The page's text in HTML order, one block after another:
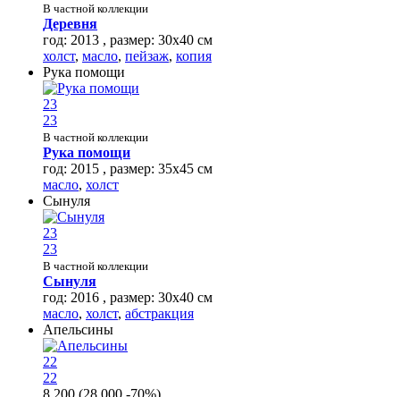
В частной коллекции
Деревня
год: 2013 , размер: 30х40 см
холст, масло, пейзаж, копия
Рука помощи
23
23
В частной коллекции
Рука помощи
год: 2015 , размер: 35х45 см
масло, холст
Сынуля
23
23
В частной коллекции
Сынуля
год: 2016 , размер: 30х40 см
масло, холст, абстракция
Апельсины
22
22
8 200 (28 000 -70%)